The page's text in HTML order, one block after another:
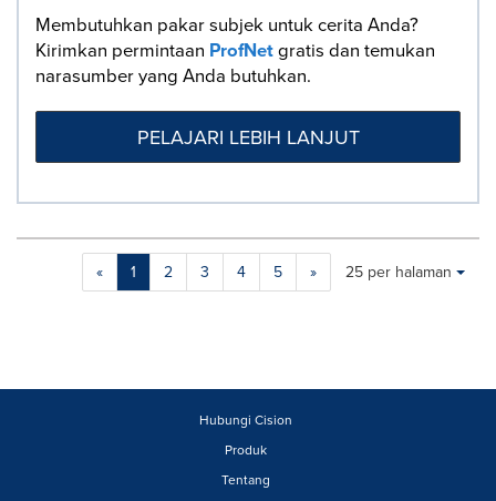
Membutuhkan pakar subjek untuk cerita Anda?
Kirimkan permintaan ProfNetgratis dan temukan
narasumber yang Anda butuhkan.
PELAJARI LEBIH LANJUT
« 1 2 3 4 5 » Making
will
Items per page:
25 per halaman
Hubungi Cision
Produk
Tentang